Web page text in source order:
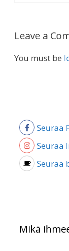
Leave a
You must be
Seuraa
Seuraa
Seuraa
Mikä